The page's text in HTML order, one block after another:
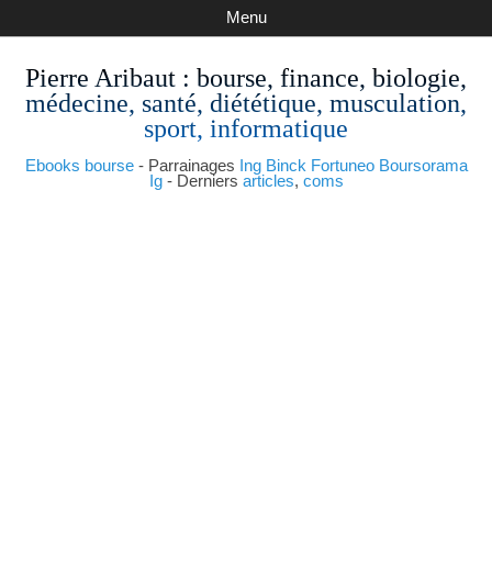
Pierre Aribaut : bourse, finance, biologie,
médecine, santé, diététique, musculation,
sport, informatique
Ebooks bourse- Parrainages Ing Binck Fortuneo Boursorama
Ig- Derniers articles, coms
Menu